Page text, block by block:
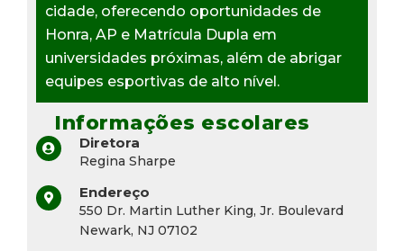
cidade, oferecendo oportunidades de
Honra, AP e Matrícula Dupla em
universidades próximas, além de abrigar
equipes esportivas de alto nível.
Informações escolares
Diretora
Regina Sharpe
Endereço
550 Dr. Martin Luther King, Jr. Boulevard
Newark, NJ 07102